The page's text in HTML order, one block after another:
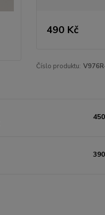
490 Kč
Číslo produktu: